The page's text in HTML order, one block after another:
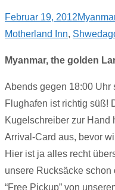
Februar 19, 2012
Motherland Inn,
Myanmar, the golden
Abends gegen 18:00 Uhr
Flughafen ist richtig süß!
Kugelschreiber zur Hand
Arrival-Card aus, bevor
Hier ist ja alles recht
unsere Rucksäcke
“Free Pickup” von